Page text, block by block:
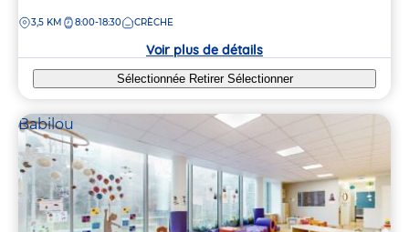
crèche
DISTANCE
3,5 KM 8:00-18:30 CRÈCHE
Voir plus de détails
Sélectionnée Retirer Sélectionner
Babilou